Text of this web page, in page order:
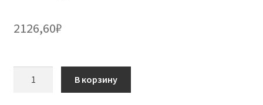
2126,60₽
В корзину